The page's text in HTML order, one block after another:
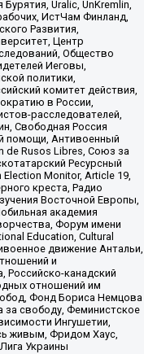
Uralic, UnKremlin,
ИстЧам Финланд,
Развития,
Центр
Общество
Иеговы,
политики,
комитет действия,
в России,
расследователей,
Свободная Россия
помощи, Антивоенный
de Rusos Libres, Союз за
Ресурсный
Monitor, Article 19,
креста, Радио
Восточной Европы,
академия
Форум имени
Education, Cultural
движение Антальи,
и
Российско-канадский
отношений им
Фонд Бориса Немцова
за свободу, Феминистское
Ингушетии,
живым, Фридом Хаус,
Украины